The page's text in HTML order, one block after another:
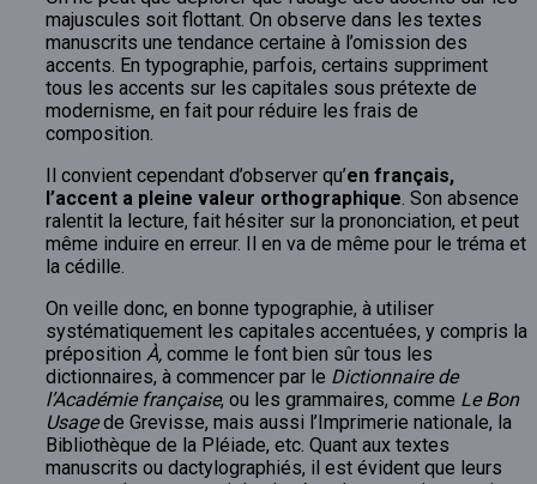
majuscules soit flottant. On observe dans les textes
manuscrits une tendance certaine à l’omission des
accents. En typographie, parfois, certains suppriment
tous les accents sur les capitales sous prétexte de
modernisme, en fait pour réduire les frais de
composition.
Il convient cependant d’observer qu’en français,
l’accent a pleine valeur orthographique. Son absence
ralentit la lecture, fait hésiter sur la prononciation, et peut
même induire en erreur. Il en va de même pour le tréma et
la cédille.
On veille donc, en bonne typographie, à utiliser
systématiquement les capitales accentuées, y compris la
préposition À, comme le font bien sûr tous les
dictionnaires, à commencer par le Dictionnaire de
l’Académie française, ou les grammaires, comme Le Bon
Usagede Grevisse, mais aussi l’Imprimerie nationale, la
Bibliothèque de la Pléiade, etc. Quant aux textes
manuscrits ou dactylographiés, il est évident que leurs